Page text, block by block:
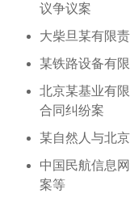
议争议案
大柴旦某有限
某铁路设备有
北京某基业有
合同纠纷案
某自然人与北
中国民航信息
案等